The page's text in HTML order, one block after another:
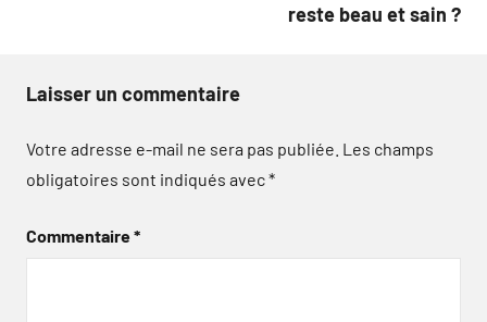
reste beau et sain ?
Laisser un commentaire
Votre adresse e-mail ne sera pas publiée. Les champs
obligatoires sont indiqués avec*
Commentaire*